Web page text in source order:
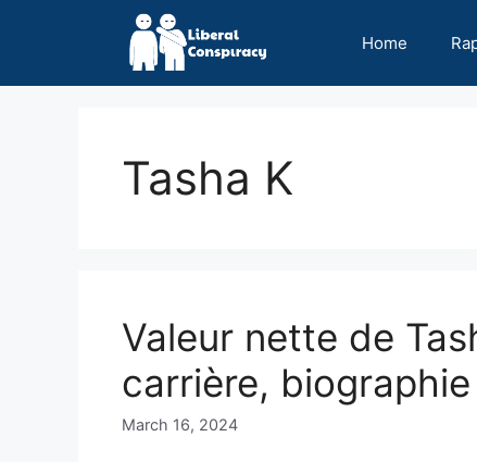
Home
Tasha K
Valeur nette de
carrière,
March 16, 2024